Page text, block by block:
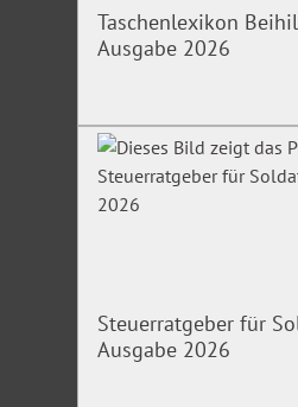
Taschenlexikon
Ausgabe 2026
Steuerratgeber für
Ausgabe 2026